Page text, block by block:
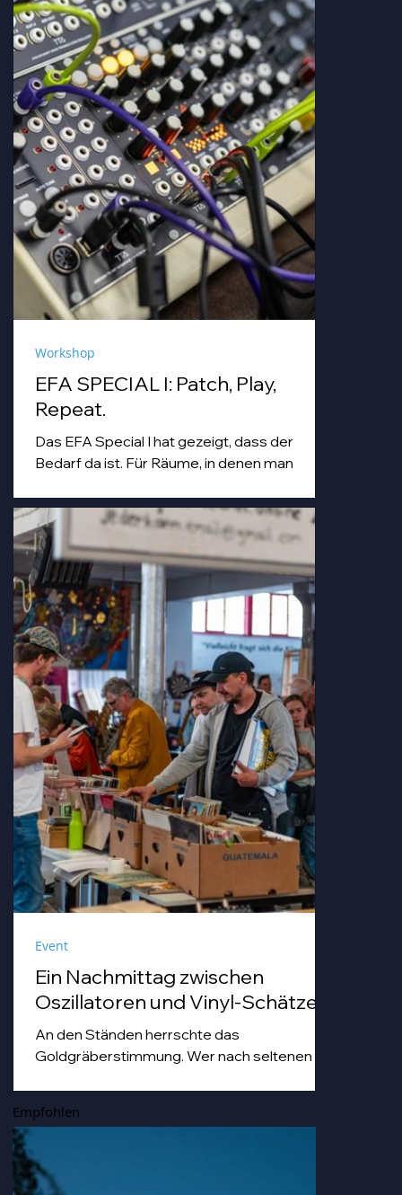
einem verträumten Meer aus Musik und
Farbe, das man in einer Kleingartenanlage
einfach nicht erwartet.
EFA SPECIAL I: Patch, Play,
Repeat.
Das EFA Special I hat gezeigt, dass der
Bedarf da ist. Für Räume, in denen man
Workshop, Begegnung und Musik unter
einem Dach zusammenbringen.
Workshop
Ein Nachmittag zwischen
Oszillatoren und Vinyl-Schätzen
An den Ständen herrschte das
Goldgräberstimmung. Wer nach seltenen
bei der Freilegung von Troja kennt. Von
Hop-und japanischen Idol-Platten, die so
nostalgisch und gleichzeitig erfrischend
Event
Empfohlen